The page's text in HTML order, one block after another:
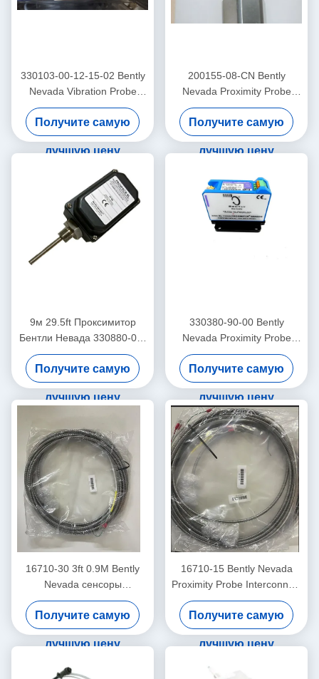
330103-00-12-15-02 Bently
Nevada Vibration Probe
3300 Xl Проксимиторный
датчик
Получите самую
лучшую цену
200155-08-CN Bently
Nevada Proximity Probe
низкочастотный
Trendmaster Pro
акселерометр
Получите самую
лучшую цену
9м 29.5ft Проксимитор
Бентли Невада 330880-00-
0-0-03-02 PROXPAC
Получите самую
лучшую цену
330380-90-00 Bently
Nevada Proximity Probe
3300 XL
высокотемпературный
датчик близости
Получите самую
лучшую цену
16710-30 3ft 0.9M Bently
Nevada сенсоры
соединительный кабель
Получите самую
лучшую цену
16710-15 Bently Nevada
Proximity Probe Interconnect
Cable с броней -15 - C
Получите самую
лучшую цену